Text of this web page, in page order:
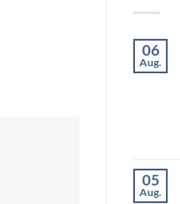
06
Aug.
05
Aug.